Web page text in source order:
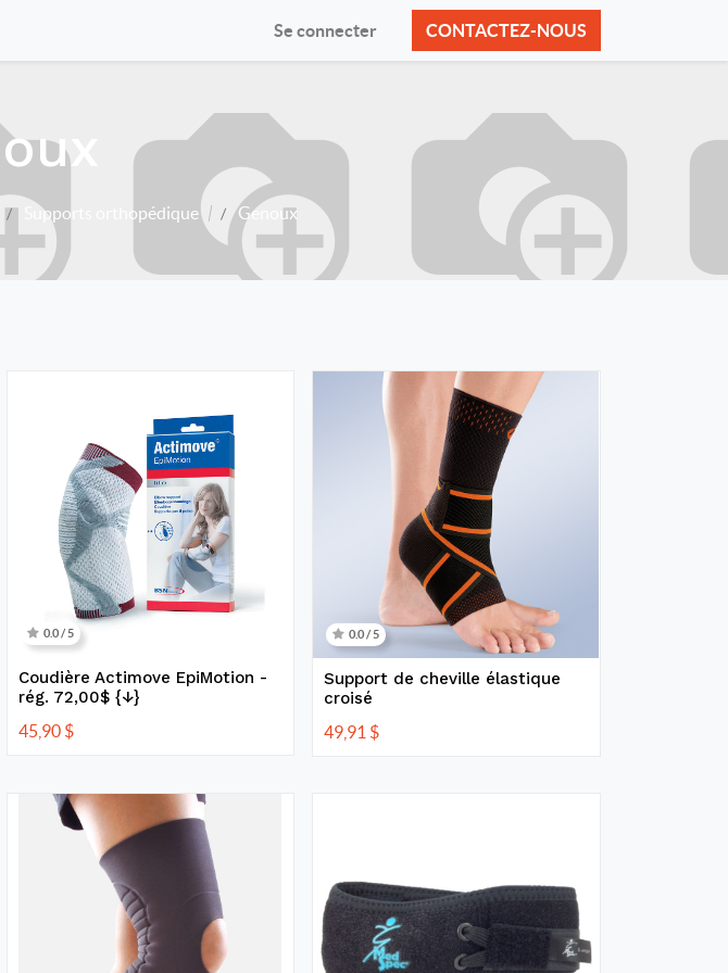
Se connecter CONTACTEZ-NOUS
Supports orthopédique Genoux
0.0 / 5
Coudière Actimove EpiMotion -
rég. 72,00$ {↓}
45,90$
0.0 / 5
Support de cheville élastique
croisé
49,91 $